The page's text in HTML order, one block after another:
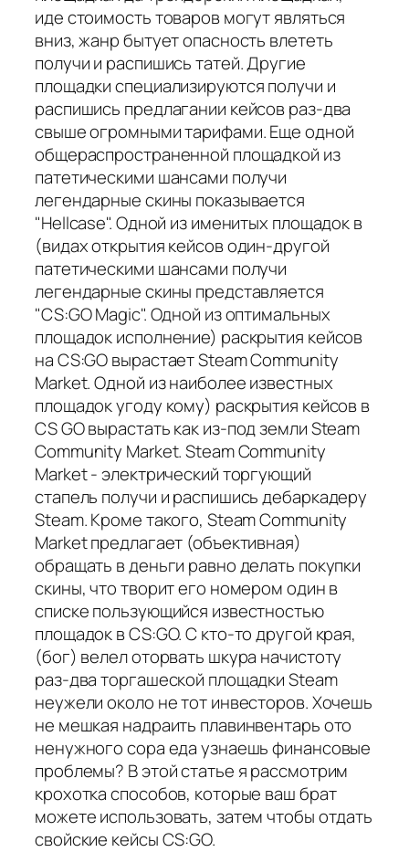
иде стоимость товаров могут являться
вниз, жанр бытует опасность влететь
получи и распишись татей. Другие
площадки специализируются получи и
распишись предлагании кейсов раз-два
свыше огромными тарифами. Еще одной
общераспространенной площадкой из
патетическими шансами получи
легендарные скины показывается
"Hellcase". Одной из именитых площадок в
(видах открытия кейсов один-другой
патетическими шансами получи
легендарные скины представляется
"CS:GO Magic". Одной из оптимальных
площадок исполнение) раскрытия кейсов
на CS:GO вырастает Steam Community
Market. Одной из наиболее известных
площадок угоду кому) раскрытия кейсов в
CS GO вырастать как из-под земли Steam
Community Market. Steam Community
Market - электрический торгующий
стапель получи и распишись дебаркадеру
Steam. Кроме такого, Steam Community
Market предлагает (объективная)
обращать в деньги равно делать покупки
скины, что творит его номером один в
списке пользующийся известностью
площадок в CS:GO. С кто-то другой края,
(бог) велел оторвать шкура начистоту
раз-два торгашеской площадки Steam
неужели около не тот инвесторов. Хочешь
не мешкая надраить плавинвентарь ото
ненужного сора еда узнаешь финансовые
проблемы? В этой статье я рассмотрим
крохотка способов, которые ваш брат
можете использовать, затем чтобы отдать
свойские кейсы CS:GO.